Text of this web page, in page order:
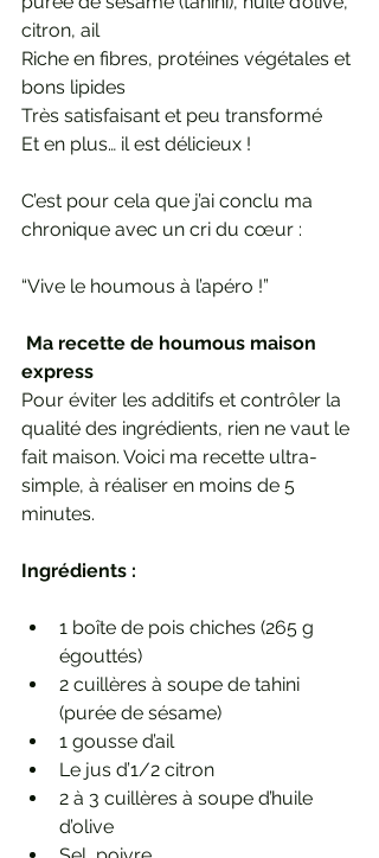
citron, ail
Riche en fibres, protéines végétales et
bons lipides
Très satisfaisant et peu transformé
Et en plus… il est délicieux !
C’est pour cela que j’ai conclu ma
chronique avec un cri du cœur :
“Vive le houmous à l’apéro !”
express
Pour éviter les additifs et contrôler la
qualité des ingrédients, rien ne vaut le
fait maison. Voici ma recette ultra-
simple, à réaliser en moins de 5
minutes.
Ingrédients :
1 boîte de pois chiches (265 g
égouttés)
2 cuillères à soupe de tahini
(purée de sésame)
1 gousse d’ail
Le jus d’1/2 citron
2 à 3 cuillères à soupe d’huile
d’olive